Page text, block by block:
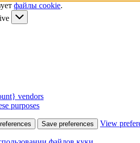
файлы cookie.
vendors
purposes
Save preferences View